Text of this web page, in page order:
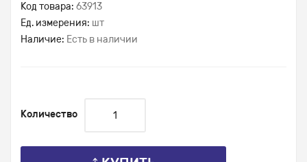
Код товара: 63913
Ед. измерения: шт
Наличие: Есть в наличии
Количество